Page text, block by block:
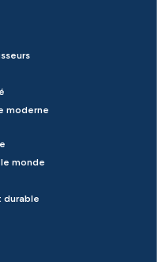
moderne
monde
durable